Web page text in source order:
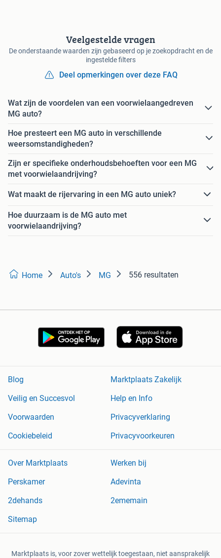
Veelgestelde vragen
De onderstaande waarden zijn gebaseerd op je zoekopdracht en de
ingestelde filters
Deel opmerkingen over deze FAQ
Wat zijn de voordelen van een voorwielaangedreven
MG auto?
Hoe presteert een MG auto in verschillende
weersomstandigheden?
Zijn er specifieke onderhoudsbehoeften voor een MG
met voorwielaandrijving?
Wat maakt de rijervaring in een MG auto uniek?
Hoe duurzaam is de MG auto met
voorwielaandrijving?
Home Auto's MG 556 resultaten
Blog
Marktplaats Zakelijk
Veilig en Succesvol
Help en Info
Voorwaarden
Privacyverklaring
Cookiebeleid
Privacyvoorkeuren
Over Marktplaats
Werken bij
Perskamer
Adevinta
2dehands
2ememain
Sitemap
Marktplaats is, voor zover wettelijk toegestaan, niet aansprakelijk